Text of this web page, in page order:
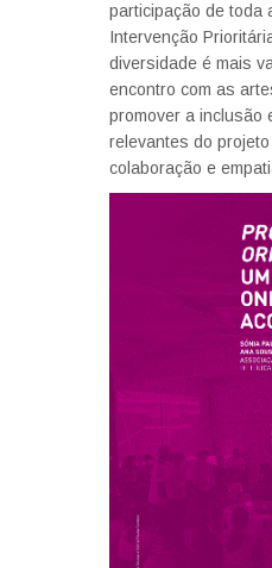
participação de toda
Intervenção
diversidade é mais
encontro com as
promover a inclusão
relevantes do
colaboração e